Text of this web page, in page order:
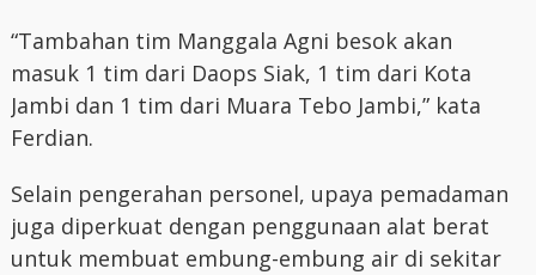
“Tambahan tim Manggala Agni besok akan
masuk 1 tim dari Daops Siak, 1 tim dari Kota
Jambi dan 1 tim dari Muara Tebo Jambi,” kata
Ferdian.
Selain pengerahan personel, upaya pemadaman
juga diperkuat dengan penggunaan alat berat
untuk membuat embung-embung air di sekitar